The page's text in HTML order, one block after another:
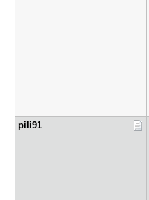
pili91